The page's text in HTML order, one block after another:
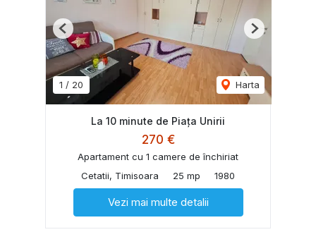
1 / 20 Harta
Previous Next
La 10 minute de Piața Unirii
270 €
Apartament cu 1 camere de închiriat
Cetatii, Timisoara
25 mp 1980
Vezi mai multe detalii